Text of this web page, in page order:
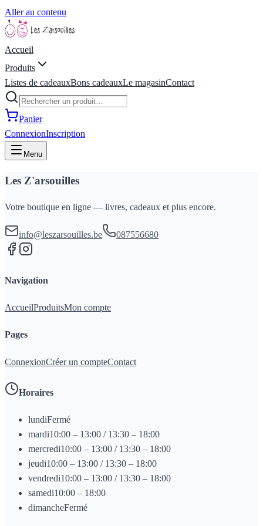
Aller au contenu
Accueil
Produits
Listes de cadeauxBons cadeauxLe magasinContact
Panier
ConnexionInscription
Menu
Les Z'arsouilles
Votre boutique en ligne — livres, cadeaux et plus encore.
info@leszarsouilles.be 087556680
Navigation
AccueilProduitsMon compte
Pages
ConnexionCréer un compteContact
Horaires
lundiFermé
mardi10:00 – 13:00 / 13:30 – 18:00
mercredi10:00 – 13:00 / 13:30 – 18:00
jeudi10:00 – 13:00 / 13:30 – 18:00
vendredi10:00 – 13:00 / 13:30 – 18:00
samedi10:00 – 18:00
dimancheFermé